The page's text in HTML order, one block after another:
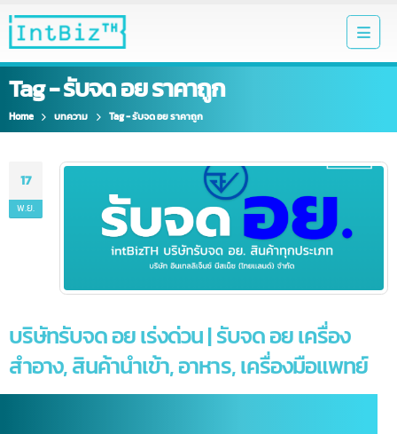
Tag - รับจด อย ราคาถูก
Home บทความ Tag -รับจด อย ราคาถูก
17
พ.ย.
บริษัทรับจด อย เร่งด่วน | รับจด อย เครื่อง
สำอาง, สินค้านำเข้า, อาหาร, เครื่องมือแพทย์